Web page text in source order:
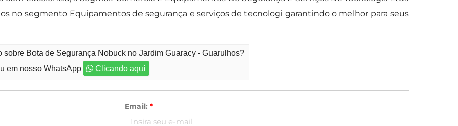
no segmento Equipamentos de segurança e serviços de tecnologi garantindo o melhor para seus
Bota de Segurança Nobuck no Jardim Guaracy - Guarulhos?
em nosso WhatsApp Clicando aqui
Email: *